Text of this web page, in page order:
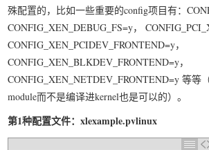
殊配置的，比如一些重要的config项目有：
CONFIG_XEN_DEBUG_FS=y，
CONFIG_XEN_PCIDEV_FRONTEND=y，
CONFIG_XEN_BLKDEV_FRONTEND=y，
CONFIG_XEN_NETDEV_FRONTEND=y 等等
module而不是编译进kernel也是可以的）。
第1种配置文件：xlexample.pvlinux